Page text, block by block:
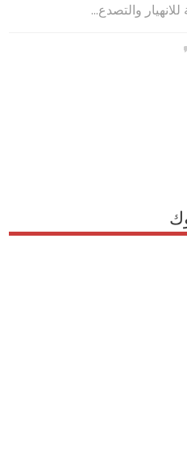
والتصدع...